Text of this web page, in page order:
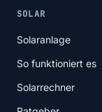
SOLAR
Solaranlage
So funktioniert es
Solarrechner